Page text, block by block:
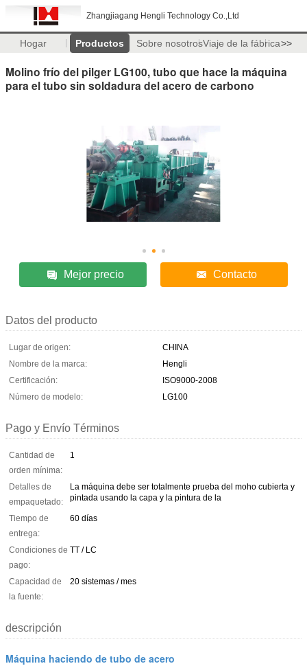
Zhangjiagang Hengli Technology Co.,Ltd
Hogar Productos Sobre nosotrosViaje de la fábrica>>
Molino frío del pilger LG100, tubo que hace la máquina
para el tubo sin soldadura del acero de carbono
Mejor precio Contacto
Datos del producto
Lugar de origen:
CHINA
Nombre de la marca:
Hengli
Certificación:
ISO9000-2008
Número de modelo:
LG100
Pago y Envío Términos
Cantidad de
orden mínima:
1
Detalles de
empaquetado:
La máquina debe ser totalmente prueba del moho cubierta y
pintada usando la capa y la pintura de la
Tiempo de
entrega:
60 días
Condiciones de
pago:
TT / LC
Capacidad de
la fuente:
20 sistemas / mes
descripción
Máquina haciendo de tubo de acero